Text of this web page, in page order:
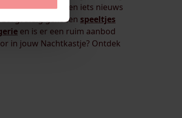
nu solo of samen iets nieuws
gekozen speeltjes
en is er een ruim aanbod
in jouw Nachtkastje? Ontdek